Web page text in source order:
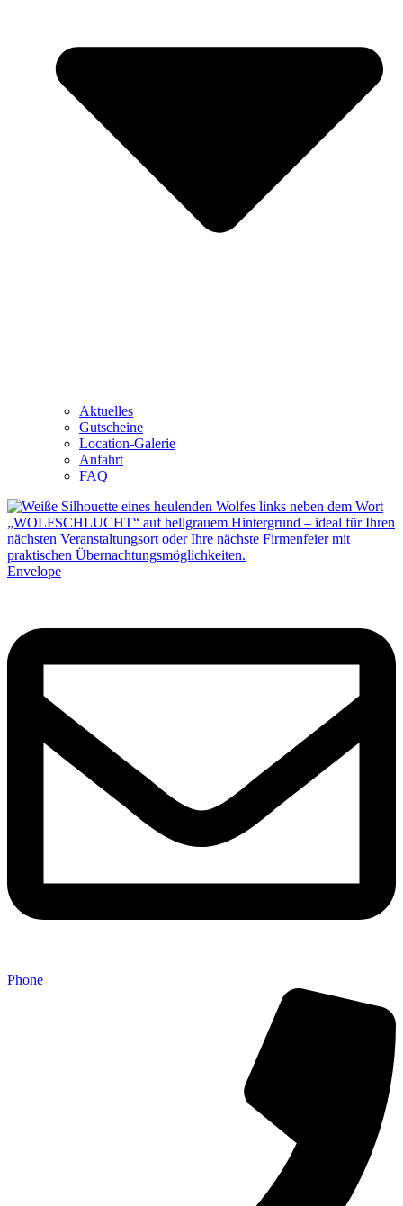
Aktuelles
Gutscheine
Location-Galerie
Anfahrt
FAQ
Envelope
Phone